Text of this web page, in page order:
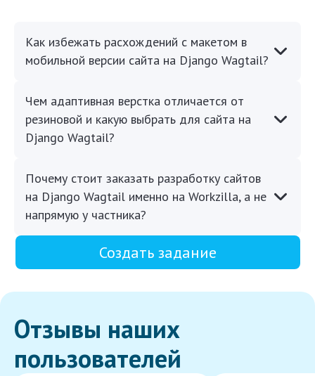
Как избежать расхождений с макетом в
мобильной версии сайта на Django Wagtail?
Чем адаптивная верстка отличается от
резиновой и какую выбрать для сайта на
Django Wagtail?
Почему стоит заказать разработку сайтов
на Django Wagtail именно на Workzilla, а не
напрямую у частника?
Создать задание
Отзывы наших
пользователей